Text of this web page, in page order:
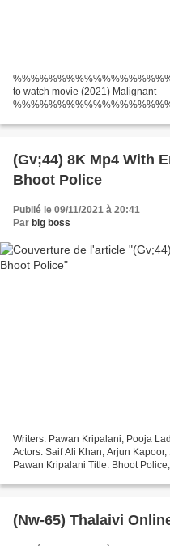
to watch movie (2021) Malignant
Runtime: 85 min Actors: Annabelle
(Gv;44) 8K Mp4 With
Bhoot Police
Publié le 09/11/2021 à 20:41
Par big boss
Writers: Pawan Kripalani, Pooja
Actors: Saif Ali Khan, Arjun
Pawan Kripalani Title: Bhoot
(Nw-65) Thalaivi